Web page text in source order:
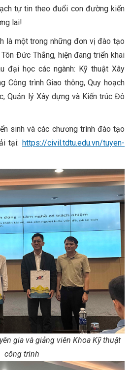
tự tin theo đuổi con đường kiến
lai!
là một trong những đơn vị đào tạo
Đức Thắng, hiện đang triển khai
đại học các ngành: Kỹ thuật Xây
Công trình Giao thông, Quy hoạch
Quản lý Xây dựng và Kiến trúc Đô
sinh và các chương trình đào tạo
tại: https://civil.tdtu.edu.vn/tuyen-
gia và giảng viên Khoa Kỹ thuật
công trình